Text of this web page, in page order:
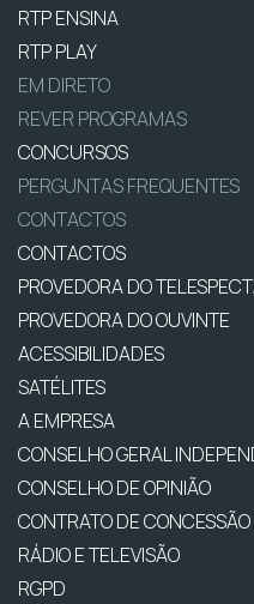
RTP ENSINA
RTP PLAY
EM DIRETO
REVER PROGRAMAS
CONCURSOS
PERGUNTAS FREQUENTES
CONTACTOS
CONTACTOS
PROVEDORA DO
PROVEDORA DO OUVINTE
ACESSIBILIDADES
SATÉLITES
A EMPRESA
CONSELHO GERAL
CONSELHO DE OPINIÃO
CONTRATO DE
RÁDIO E TELEVISÃO
RGPD